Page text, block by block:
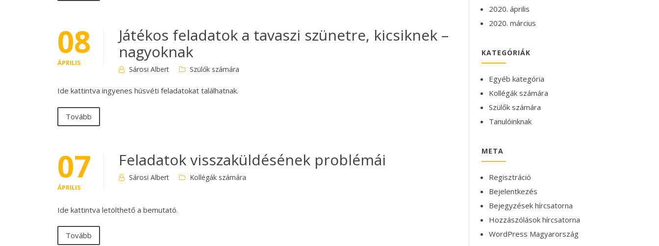
08
ÁPRILIS
Játékos feladatok a tavaszi szünetre, kicsiknek –
nagyoknak
Sárosi Albert Szülők számára
Ide kattintva ingyenes húsvéti feladatokat találhatnak.
Tovább
07
ÁPRILIS
Feladatok visszaküldésének problémái
Sárosi Albert Kollégák számára
Ide kattintva letölthető a bemutató.
Tovább
2020. április
2020. március
KATEGÓRIÁK
Egyéb kategória
Kollégák számára
Szülők számára
Tanulóinknak
META
Regisztráció
Bejelentkezés
Bejegyzések hírcsatorna
Hozzászólások hírcsatorna
WordPress Magyarország